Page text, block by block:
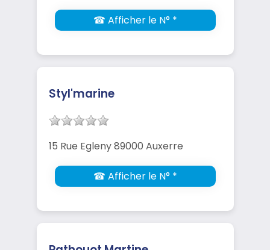
☎ Afficher le N° *
Styl'marine
15 Rue Egleny 89000 Auxerre
☎ Afficher le N° *